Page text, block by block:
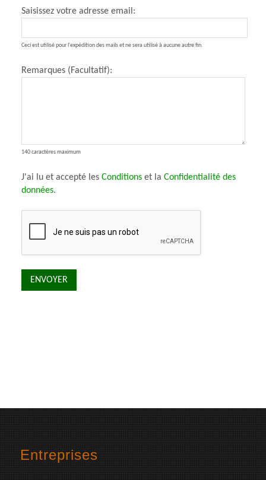
Saisissez votre adresse email:
Ceci est utilisé pour l'expédition des mails et ne sera utilisé à aucune autre fin.
Remarques (Facultatif):
140 caractères maximum
J'ai lu et accepté les Conditions et la Confidentialité des
données.
Entreprises